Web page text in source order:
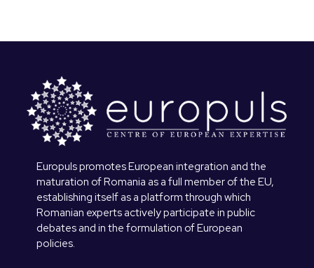
Europuls promotes European integration and the
maturation of Romania as a full member of the EU,
establishing itself as a platform through which
Romanian experts actively participate in public
debates and in the formulation of European
policies.